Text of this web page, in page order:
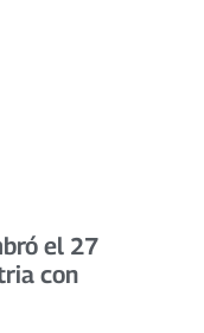
el 27
con